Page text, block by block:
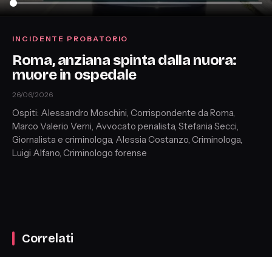
INCIDENTE PROBATORIO
Roma, anziana spinta dalla nuora:
muore in ospedale
26/06/2026
Ospiti: Alessandro Moschini, Corrispondente da Roma,
Marco Valerio Verni, Avvocato penalista, Stefania Secci,
Giornalista e criminologa, Alessia Costanzo, Criminologa,
Luigi Alfano, Criminologo forense
Correlati